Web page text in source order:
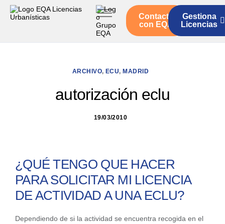
Servicios
Contacto
con EQA
Gestiona
Licencias
ARCHIVO, ECU, MADRID
autorización eclu
19/03/2010
¿QUÉ TENGO QUE HACER
PARA SOLICITAR MI LICENCIA
DE ACTIVIDAD A UNA ECLU?
Dependiendo de si la actividad se encuentra recogida en el